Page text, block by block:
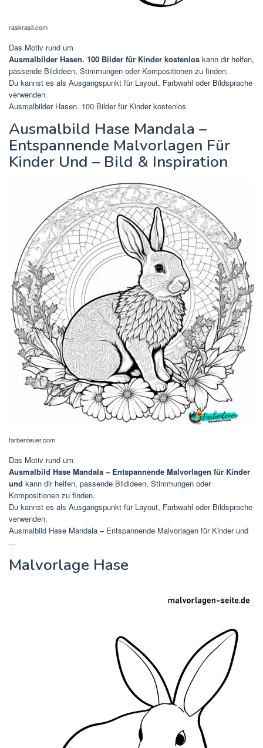
raskrasil.com
Das Motiv rund um
Ausmalbilder Hasen. 100 Bilder für Kinder kostenlos kann dir helfen,
passende Bildideen, Stimmungen oder Kompositionen zu finden.
Du kannst es als Ausgangspunkt für Layout, Farbwahl oder Bildsprache
verwenden.
Ausmalbilder Hasen. 100 Bilder für Kinder kostenlos
Ausmalbild Hase Mandala –
Entspannende Malvorlagen Für
Kinder Und – Bild & Inspiration
farbenteuer.com
Das Motiv rund um
Ausmalbild Hase Mandala – Entspannende Malvorlagen für Kinder
und kann dir helfen, passende Bildideen, Stimmungen oder
Kompositionen zu finden.
Du kannst es als Ausgangspunkt für Layout, Farbwahl oder Bildsprache
verwenden.
Ausmalbild Hase Mandala – Entspannende Malvorlagen für Kinder und
…
Malvorlage Hase